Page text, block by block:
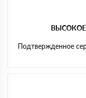
Подтвержденное